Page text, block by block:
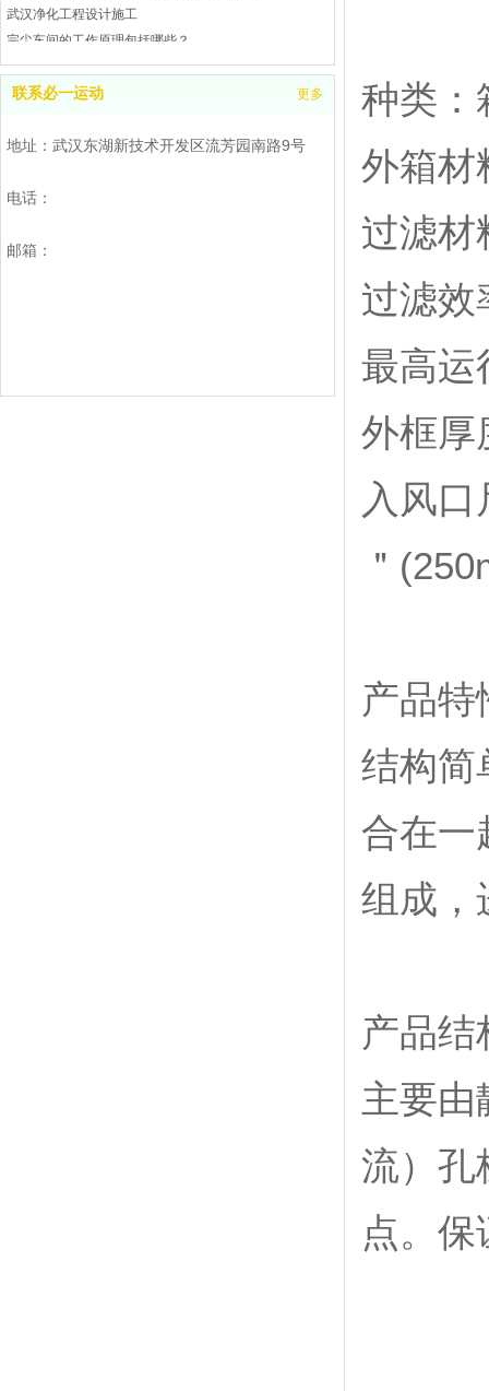
武汉净化工程设计施工
完尘车间的工作原理包括哪些？
武汉完尘车间是什么？处理工业废气和废水
武汉洁净操作台操作指南
武汉空气净化工程是什么
如何处理净化工程
洁净厂房净化空气的几种方法
联系必一运动 更多
地址：武汉东湖新技术开发区流芳园南路9号
电话：
邮箱：
种类
外箱材
过滤
过滤效
最高
外框
入风
＂
产品特
结构简
合在一
组成，
产品结
主要由
流）孔
点。